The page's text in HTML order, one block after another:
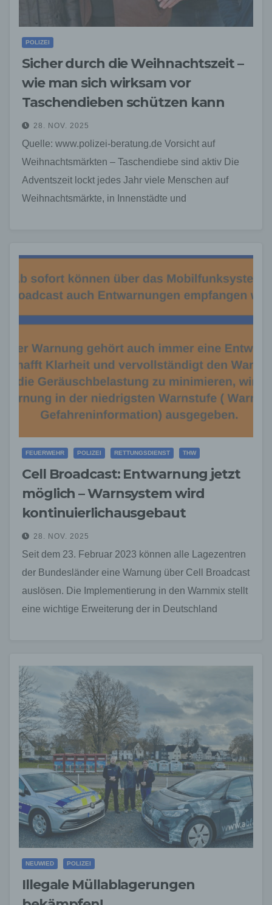
POLIZEI
Sicher durch die Weihnachtszeit –
wie man sich wirksam vor
Taschendieben schützen kann
28. NOV. 2025
Quelle: www.polizei-beratung.de Vorsicht auf
Weihnachtsmärkten – Taschendiebe sind aktiv Die
Adventszeit lockt jedes Jahr viele Menschen auf
Weihnachtsmärkte, in Innenstädte und
FEUERWEHR POLIZEI RETTUNGSDIENST THW
Cell Broadcast: Entwarnung jetzt
möglich – Warnsystem wird
kontinuierlichausgebaut
28. NOV. 2025
Seit dem 23. Februar 2023 können alle Lagezentren
der Bundesländer eine Warnung über Cell Broadcast
auslösen. Die Implementierung in den Warnmix stellt
eine wichtige Erweiterung der in Deutschland
NEUWIED POLIZEI
Illegale Müllablagerungen